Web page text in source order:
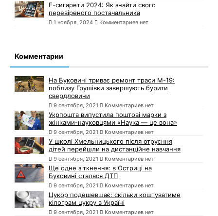
Е-сигарети 2024: Як знайти свого
перевіреного постачальника
1 ноября, 2024 Комментариев нет
Комментарии
На Буковині триває ремонт траси М-19:
поблизу Грушівки завершують бурити
свердловини
9 сентября, 2021 Комментариев нет
Укрпошта випустила поштові марки з
жінками-науковцями «Наука — це вона»
9 сентября, 2021 Комментариев нет
У школі Хмельницького після отруєння
дітей перейшли на дистанційне навчання
9 сентября, 2021 Комментариев нет
Ще одне зіткнення: в Остриці на
Буковині сталася ДТП
9 сентября, 2021 Комментариев нет
Цукор подешевшає: скільки коштуватиме
кілограм цукру в Україні
9 сентября, 2021 Комментариев нет